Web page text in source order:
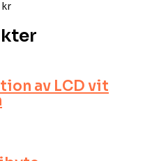
av LCD vit